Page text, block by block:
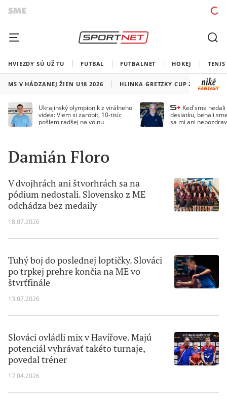
HVIEZDY SÚ UŽ TU FUTBAL FUTBALNET HOKEJ TENIS
MS V HÁDZANEJ ŽIEN U18 2026 HLINKA GRETZKY CUP 2026
Ukrajinský olympionik z virálneho
videa: Viem si zarobiť, 10-tisíc
pošlem radšej na vojnu
Keď sme
desiatku, behali
sa mi ani
Damián Floro
V dvojhrách ani štvorhrách sa na
pódium nedostali. Slovensko z ME
odchádza bez medaily
18.07.2026
Tuhý boj do poslednej loptičky. Slováci
po trpkej prehre končia na ME vo
štvrťfinále
13.07.2026
Slováci ovládli mix v Havířove. Majú
potenciál vyhrávať takéto turnaje,
povedal tréner
17.04.2026